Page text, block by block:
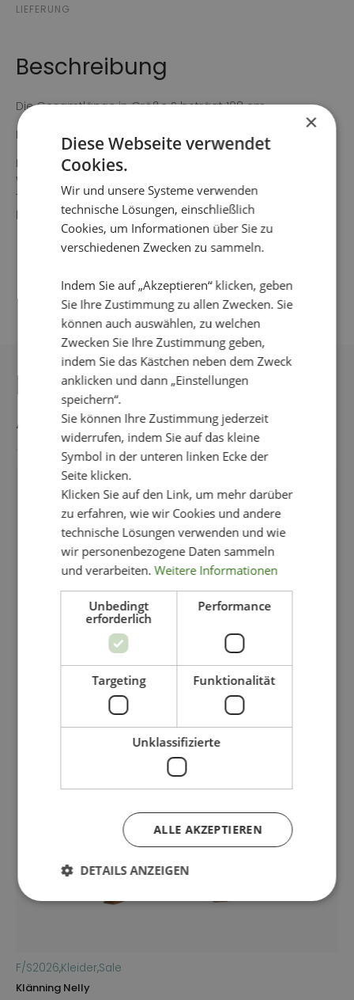
LIEFERUNG
Beschreibung
Die Gesamtlänge in Größe S beträgt 108 cm.
Farbe: Blau
Material: 100% Polyester
Waschanleitung: 30°C Schonwaschgang, nicht in den
Trockner, keine chemisch reinigen, nicht bleichen, nicht
heiß bügeln.
DAS KÖNNTE IHNEN
AUCH GEFALLEN
F/S2026,Kleider,Sale
Klänning Nelly
×
Diese Webseite verwendet
Cookies.
Wir und unsere Systeme verwenden
technische Lösungen, einschließlich
Cookies, um Informationen über Sie zu
verschiedenen Zwecken zu sammeln.
Indem Sie auf „Akzeptieren“ klicken, geben
Sie Ihre Zustimmung zu allen Zwecken. Sie
können auch auswählen, zu welchen
Zwecken Sie Ihre Zustimmung geben,
indem Sie das Kästchen neben dem Zweck
anklicken und dann „Einstellungen
speichern“.
Sie können Ihre Zustimmung jederzeit
widerrufen, indem Sie auf das kleine
Symbol in der unteren linken Ecke der
Seite klicken.
Klicken Sie auf den Link, um mehr darüber
zu erfahren, wie wir Cookies und andere
technische Lösungen verwenden und wie
wir personenbezogene Daten sammeln
und verarbeiten.Weitere Informationen
Unbedingt
erforderlich
Performance
Targeting Funktionalität
Unklassifizierte
ALLE AKZEPTIEREN
DETAILS ANZEIGEN